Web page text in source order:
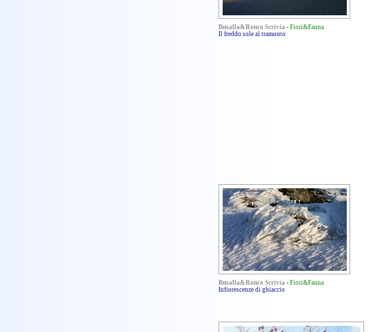
Busalla&Ronco Scrivia - Fiori&Fauna
Il freddo sole al tramonto
Busalla&Ronco Scrivia - Fiori&Fauna
Infiorescenze di ghiaccio